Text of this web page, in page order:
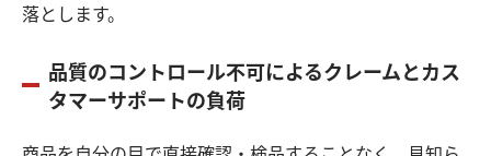
落とします。
品質のコントロール不可によるクレームとカス
タマーサポートの負荷